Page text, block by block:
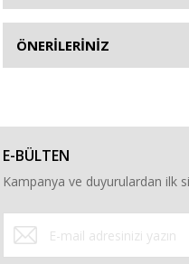
ÖNERİLERİNİZ
E-BÜLTEN
Kampanya ve duyurulardan ilk